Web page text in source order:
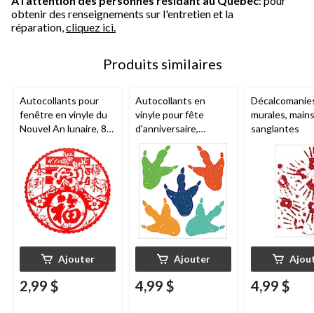
obtenir des renseignements sur l'entretien et la
réparation, cliquez ici.
Produits similaires
Autocollants pour
fenêtre en vinyle du
Nouvel An lunaire, 8
Ajouter
2,99 $
Autocollants en
vinyle pour fête
d'anniversaire,
empreinte de
dinosaure, paq. 10
Ajouter
4,99 $
murales, mains
sanglantes
4,99 $